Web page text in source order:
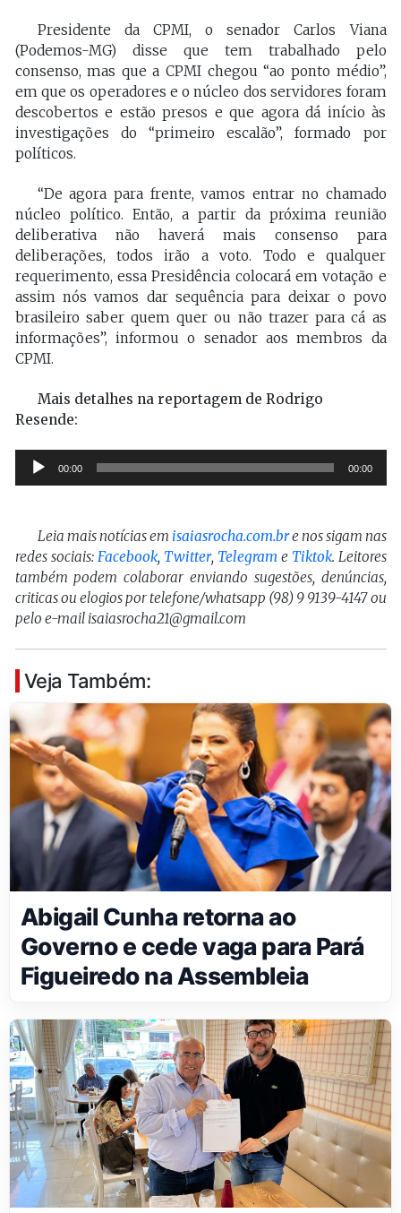
Presidente da CPMI, o senador Carlos Viana
(Podemos-MG) disse que tem trabalhado pelo
consenso, mas que a CPMI chegou “ao ponto médio”,
em que os operadores e o núcleo dos servidores foram
descobertos e estão presos e que agora dá início às
investigações do “primeiro escalão”, formado por
políticos.
“De agora para frente, vamos entrar no chamado
núcleo político. Então, a partir da próxima reunião
deliberativa não haverá mais consenso para
deliberações, todos irão a voto. Todo e qualquer
requerimento, essa Presidência colocará em votação e
assim nós vamos dar sequência para deixar o povo
brasileiro saber quem quer ou não trazer para cá as
informações”, informou o senador aos membros da
CPMI.
Mais detalhes na reportagem de Rodrigo
Resende:
Tocador
de
00:00 00:00
Leia mais notícias em isaiasrocha.com.bre nos sigam nas
redes sociais: Facebook, Twitter, Telegram e Tiktok. Leitores
também podem colaborar enviando sugestões, denúncias,
criticas ou elogios por telefone/whatsapp (98) 9 9139-4147 ou
pelo e-mail isaiasrocha21@gmail.com
Veja Também:
Abigail Cunha retorna ao
Governo e cede vaga para Pará
Figueiredo na Assembleia